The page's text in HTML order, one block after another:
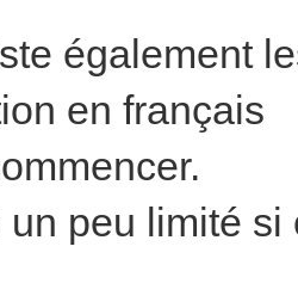
également
en français
un peu limité